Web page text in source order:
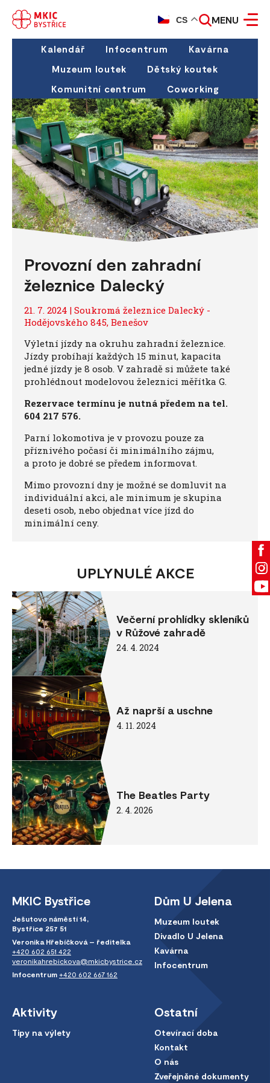
CS MENU
Kalendář Infocentrum
Kavárna
Muzeum loutek
Dětský koutek
Komunitní centrum
Coworking
Provozní den zahradní
železnice Dalecký
21. 7. 2024 | Soukromá železnice Dalecký -
Hodějovského 845, Benešov
Výletní jízdy na okruhu zahradní železnice.
Jízdy probíhají každých 15 minut, kapacita
jedné jízdy je 8 osob. V zahradě si můžete také
prohlédnout modelovou železnici měřítka G.
Rezervace termínu je nutná předem na tel.
604 217 576.
Parní lokomotiva je v provozu pouze za
příznivého počasí či minimálního zájmu,
a proto je dobré se předem informovat.
Mimo provozní dny je možné se domluvit na
individuální akci, ale minimum je skupina
deseti osob, nebo objednat více jízd do
minimální ceny.
UPLYNULÉ AKCE
Večerní prohlídky skleníků
v Růžové zahradě
24. 4. 2024
Až naprší a uschne
4. 11. 2024
The Beatles Party
2. 4. 2026
MKIC Bystřice
Ješutovo náměstí 14,
Bystřice 257 51
Veronika Hřebíčková – ředitelka
+420 602 651 422
veronikahrebickova@mkicbystrice.cz
Infocentrum +420 602 667 162
Dům U Jelena
Muzeum loutek
Divadlo U Jelena
Kavárna
Infocentrum
Aktivity
Tipy na výlety
Ostatní
Otevírací doba
Kontakt
O nás
Zveřejněné dokumenty